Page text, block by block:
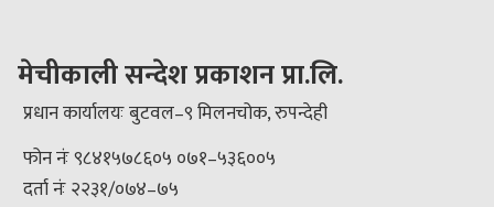
मेचीकाली सन्देश प्रकाशन प्रा.लि.
प्रधान कार्यालयः बुटवल–९ मिलनचोक, रुपन्देही
फोन नंः ९८४१५७८६०५ ०७१–५३६००५
दर्ता नंः २२३१/०७४–७५